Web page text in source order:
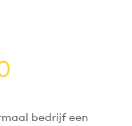
bedrijf een